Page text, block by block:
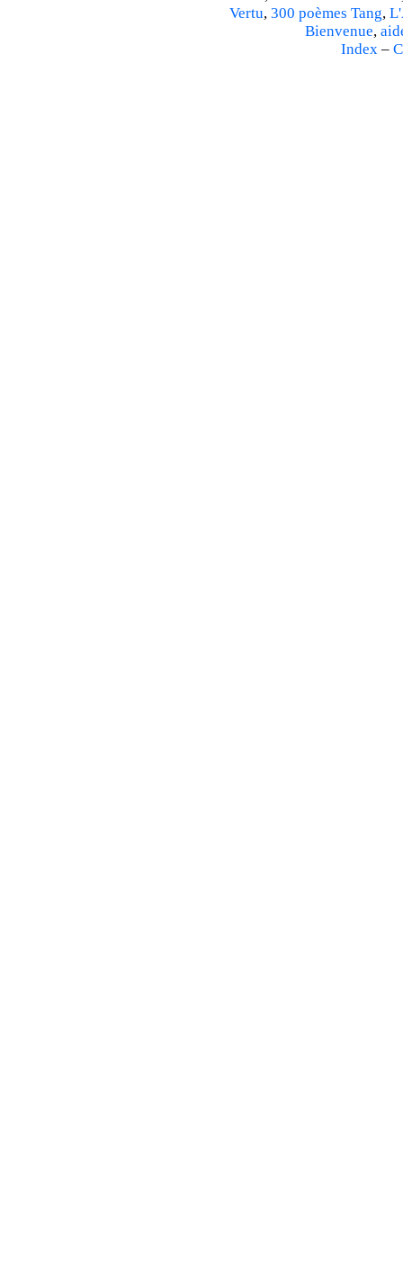
Vertu, 300 poèmes Tang,
Bienvenue,
Index –